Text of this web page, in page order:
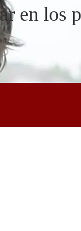
en los